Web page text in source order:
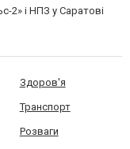
2» і НПЗ у Саратові
Здоров'я
Транспорт
Розваги